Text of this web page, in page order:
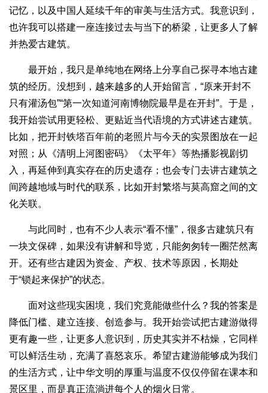
记忆，以及中国人延续千年的审美与生活方式。我意识到，
也许我可以搭建一座连接过去与当下的桥梁，让更多人了解
并热爱古建筑。
最开始，我只是单纯地在网络上分享自己探寻本地古建
筑的经历。没想到，越来越多的人开始留言，“原来开封不
只有灌汤包”“第一次知道河南博物院最早是在开封”。于是，
我开始尝试用更轻松、更贴近当代语境的方式讲述古建筑。
比如，把开封铁塔百年前的老照片与今天的实景图放在一起
对照；从《清明上河图密码》《太平年》等热播影视剧切
入，再延伸到真实存在的历史遗存；也会专门去讲古建筑之
间跨越地域与时代的联系，比如开封繁塔与莫高窟之间的文
化关联。
与此同时，也有不少人表示“看不懂”，很多古建筑只有
一块文保碑，如果没有讲解和导览，只能匆匆转一圈茫然离
开。还有些古建因为资金、产权、技术等原因，长期处
于“锁起来保护”的状态。
面对这些现实困境，我们究竟能做些什么？我的答案是
降低门槛、建立连接、创造参与。我开始尝试把古建游做得
更有趣一些，让更多人意识到，历史其实并不枯燥，它同样
可以鲜活生动，充满了喜怒哀乐。希望古建游能够成为我们
的生活方式，让中华文明的厚重与温度不仅仅停留在课本和
景区里，而是真正流淌进每个人的烟火日常。